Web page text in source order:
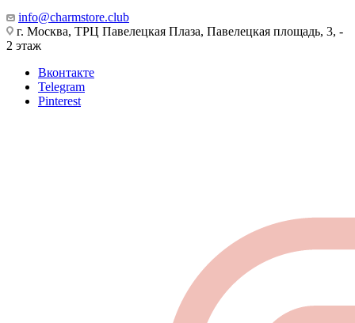
info@charmstore.club
г. Москва, ТРЦ Павелецкая Плаза, Павелецкая площадь, 3, -
2 этаж
Вконтакте
Telegram
Pinterest